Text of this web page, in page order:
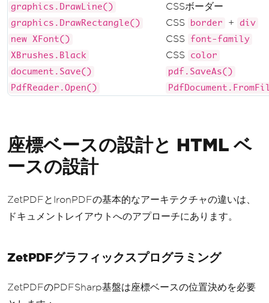
graphics.DrawLine() CSSボーダー
graphics.DrawRectangle() CSS border +
div
new XFont()
CSS
font-family
XBrushes.Black
CSS
color
document.Save()
pdf.SaveAs()
PdfReader.Open()
座標ベースの設計と HTML ベ
ースの設計
ZetPDFとIronPDFの基本的なアーキテクチャの違いは、
ドキュメントレイアウトへのアプローチにあります。
ZetPDFグラフィックスプログラミング
ZetPDFのPDFSharp基盤は座標ベースの位置決めを必要